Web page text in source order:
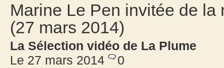
Marine Le Pen invitée de la
(27 mars 2014)
La Sélection vidéo de La Plume
Le 27 mars 2014
0